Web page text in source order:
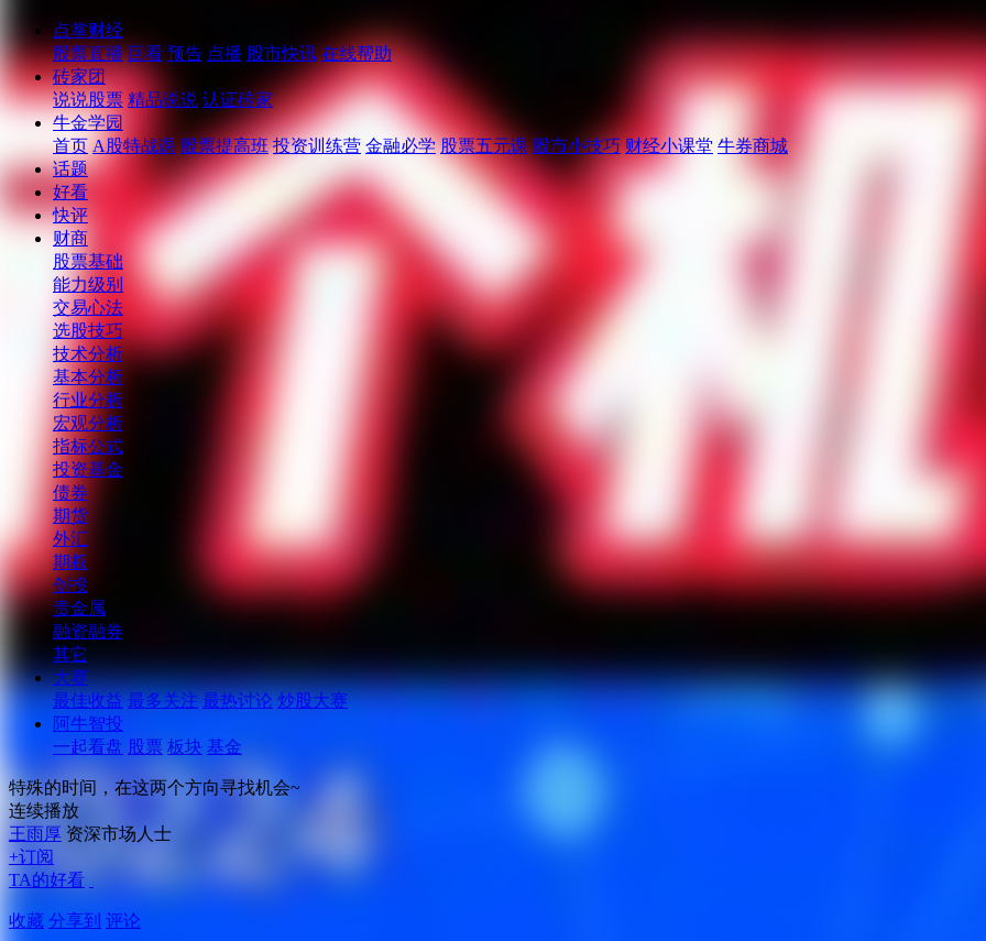
点掌财经
股票直播 回看 预告 点播 股市快讯 在线帮助
砖家团
说说股票 精品说说 认证砖家
牛金学园
首页 A股特战课 股票提高班 投资训练营 金融必学 股票五元课 股市小技巧 财经小课堂 牛券商城
话题
好看
快评
财商
股票基础
能力级别
交易心法
选股技巧
技术分析
基本分析
行业分析
宏观分析
指标公式
投资基金
债券
期货
外汇
期权
创投
贵金属
融资融券
其它
大赛
最佳收益 最多关注 最热讨论 炒股大赛
阿牛智投
一起看盘 股票 板块 基金
特殊的时间，在这两个方向寻找机会~
连续播放
王雨厚 资深市场人士
+订阅
TA的好看
收藏 分享到 评论